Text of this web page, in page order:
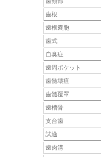
歯根
歯根嚢胞
歯式
自臭症
歯周ポケット
歯髄壊疽
歯髄覆罩
歯槽骨
支台歯
試適
歯肉溝